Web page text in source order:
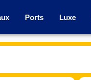
Ports Luxe